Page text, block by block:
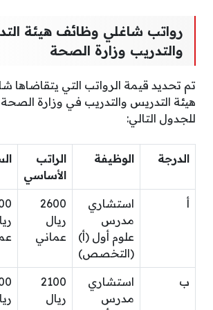
رواتب شاغلي وظائف هيئة
والتدريب وزارة الصحة
تم تحديد قيمة الرواتب التي يتقاضاها
هيئة التدريس والتدريب في وزارة الصحة
للجدول التالي:
الدرجة الوظيفة
الراتب
الأساسي
أ
استشاري
مدرس
علوم أول (أ)
(التخصص)
2600
ريال
عماني
ب
استشاري
مدرس
2100
ريال